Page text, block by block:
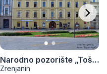
Narodno pozorište „Toša Jovanović“
Zrenjanin